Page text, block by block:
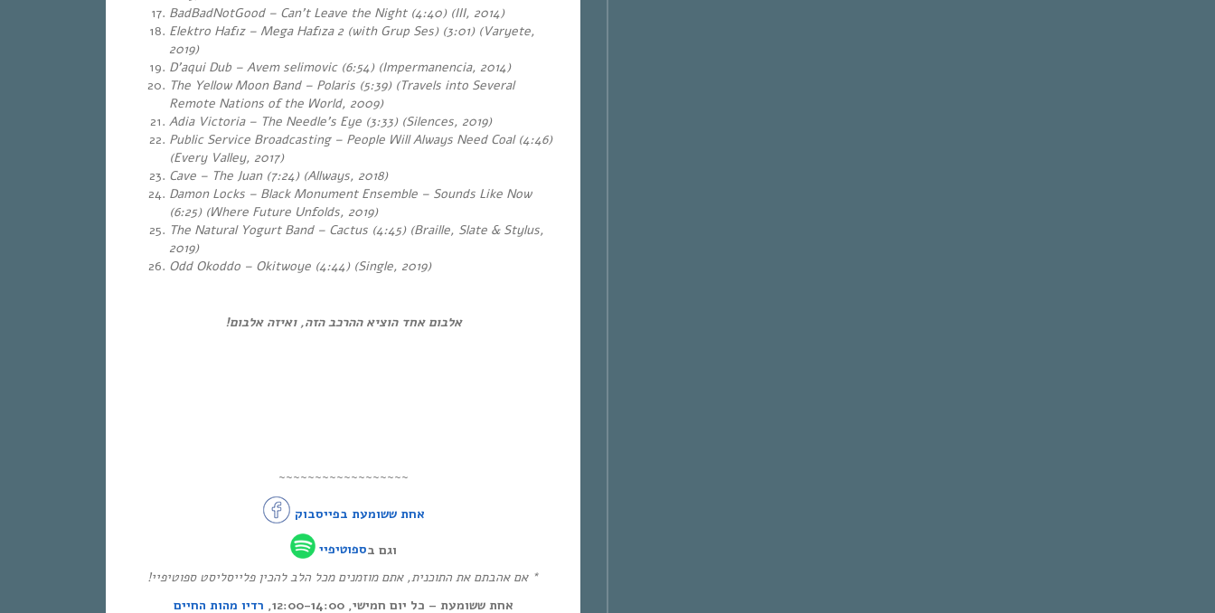
BadBadNotGood – Can’t Leave the Night (4:40) (III, 2014)
Elektro Hafız – Mega Hafıza 2 (with Grup Ses) (3:01) (Varyete,
2019)
D’aqui Dub – Avem selimovic (6:54) (Impermanencia, 2014)
The Yellow Moon Band – Polaris (5:39) (Travels into Several
Remote Nations of the World, 2009)
Adia Victoria – The Needle’s Eye (3:33) (Silences, 2019)
Public Service Broadcasting – People Will Always Need Coal (4:46)
(Every Valley, 2017)
Cave – The Juan (7:24) (Allways, 2018)
Damon Locks – Black Monument Ensemble – Sounds Like Now
(6:25) (Where Future Unfolds, 2019)
The Natural Yogurt Band – Cactus (4:45) (Braille, Slate & Stylus,
2019)
Odd Okoddo – Okitwoye (4:44) (Single, 2019)
אלבום אחד הוציא ההרכב הזה, ואיזה אלבום!
~~~~~~~~~~~~~~~~~~
אחת ששומעת בפייסבוק
וגם בספוטיפיי
* אם אהבתם את התוכנית, אתם מוזמנים מכל הלב להכין פלייסליסט ספוטיפיי!
אחת ששומעת – כל יום חמישי, 12:00-14:00,
רדיו מהות החיים